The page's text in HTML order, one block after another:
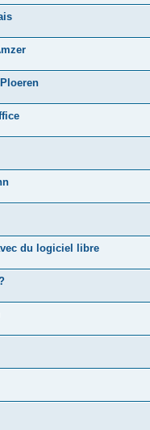
du logiciel libre